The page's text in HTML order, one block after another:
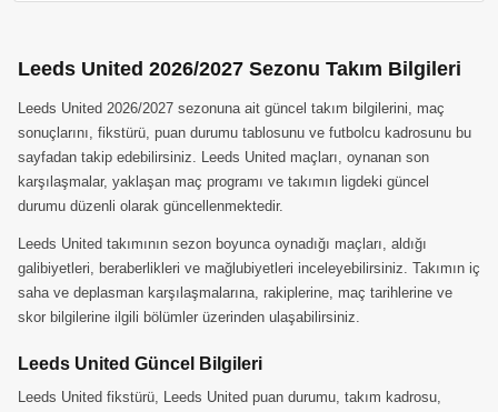
Leeds United 2026/2027 Sezonu Takım Bilgileri
Leeds United 2026/2027 sezonuna ait güncel takım bilgilerini, maç
sonuçlarını, fikstürü, puan durumu tablosunu ve futbolcu kadrosunu bu
sayfadan takip edebilirsiniz. Leeds United maçları, oynanan son
karşılaşmalar, yaklaşan maç programı ve takımın ligdeki güncel
durumu düzenli olarak güncellenmektedir.
Leeds United takımının sezon boyunca oynadığı maçları, aldığı
galibiyetleri, beraberlikleri ve mağlubiyetleri inceleyebilirsiniz. Takımın iç
saha ve deplasman karşılaşmalarına, rakiplerine, maç tarihlerine ve
skor bilgilerine ilgili bölümler üzerinden ulaşabilirsiniz.
Leeds United Güncel Bilgileri
Leeds United fikstürü, Leeds United puan durumu, takım kadrosu,